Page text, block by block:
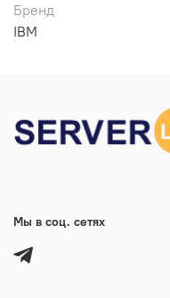
Бренд
IBM
Мы в соц. сетях